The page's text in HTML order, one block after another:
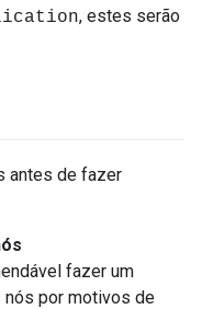
, estes serão
antes de fazer
fazer um
por motivos de